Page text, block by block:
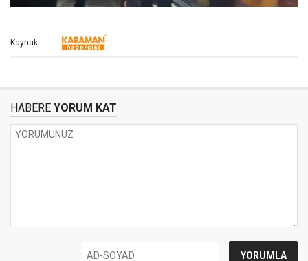
Kaynak:
HABERE YORUM KAT